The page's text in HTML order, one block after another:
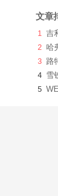
文章
1
吉
2 哈
3 路
4 雪
5